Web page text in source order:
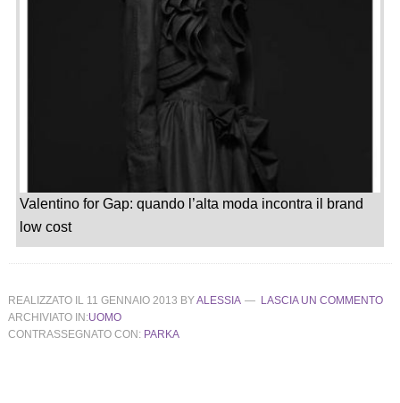
Valentino for Gap: quando l’alta moda incontra il brand
low cost
REALIZZATO IL 11 GENNAIO 2013 BYALESSIA
LASCIA UN COMMENTO
ARCHIVIATO IN:UOMO
CONTRASSEGNATO CON: PARKA